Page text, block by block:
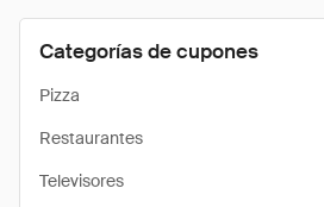
Categorías de cupones
Pizza
Restaurantes
Televisores